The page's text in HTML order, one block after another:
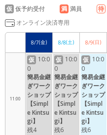
仮 仮予約受付 満 満員 待
オンライン決済専用
8/7(金) 8/8(土) 8/9(日)
9:00
10:00
11:00
仮 10:0
0
簡易金継
ぎワーク
ショップ
【Simpl
e Kintsu
gi】
残4
仮 10:0
0
簡易金継
ぎワーク
ショップ
【Simpl
e Kintsu
gi】
残6
仮 10:0
0
簡易金継
ぎワーク
ショップ
【Simpl
e Kintsu
gi】
残6